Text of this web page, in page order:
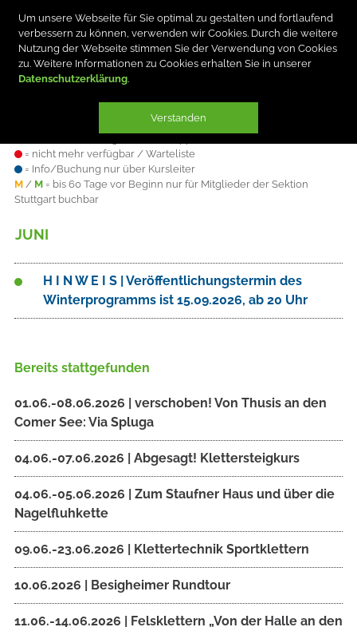
Um unsere Webseite für Sie optimal zu gestalten und fortlaufend
verbessern zu können, verwenden wir Cookies. Durch die weitere
Nutzung der Webseite stimmen Sie der Verwendung von Cookies
zu. Weitere Informationen zu Cookies erhalten Sie in unserer
Datenschutzerklärung
Verstanden
= nicht mehr verfügbar / Warteliste
= Info/Buchung nur über Kursleiter
M/ M= bis 60 Tage vor Beginn nur für Mitglieder der Sektion
Stuttgart buchbar
JUNI
H I N W E I S | Veröffentlichungstermin des
Winterprogramms ist 15.09.2026, ab 20 Uhr
Bereits stattgefunden
01.06.-08.06.2026 | verschoben! Von Thusis an den
Comer See: Via Spluga
04.06.-07.06.2026 | Abgesagt! Klettersteigkurs
04.06.-05.06.2026 | Zum Staufner Haus und über die
Nagelfluhkette
09.06.-23.06.2026 | Klettertechnik Sportklettern
10.06.2026 | Besigheimer Rundtour
11.06.-14.06.2026 | Felsklettern „Von der Halle an den